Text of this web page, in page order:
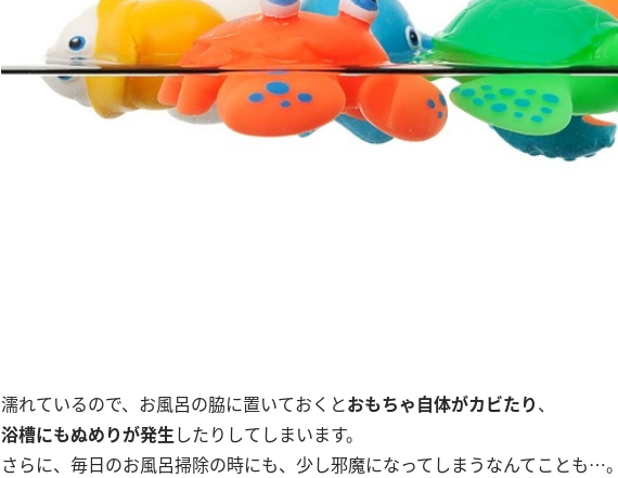
濡れているので、お風呂の脇に置いておくとおもちゃ自体がカビたり、
浴槽にもぬめりが発生したりしてしまいます。
さらに、毎日のお風呂掃除の時にも、少し邪魔になってしまうなんてことも…